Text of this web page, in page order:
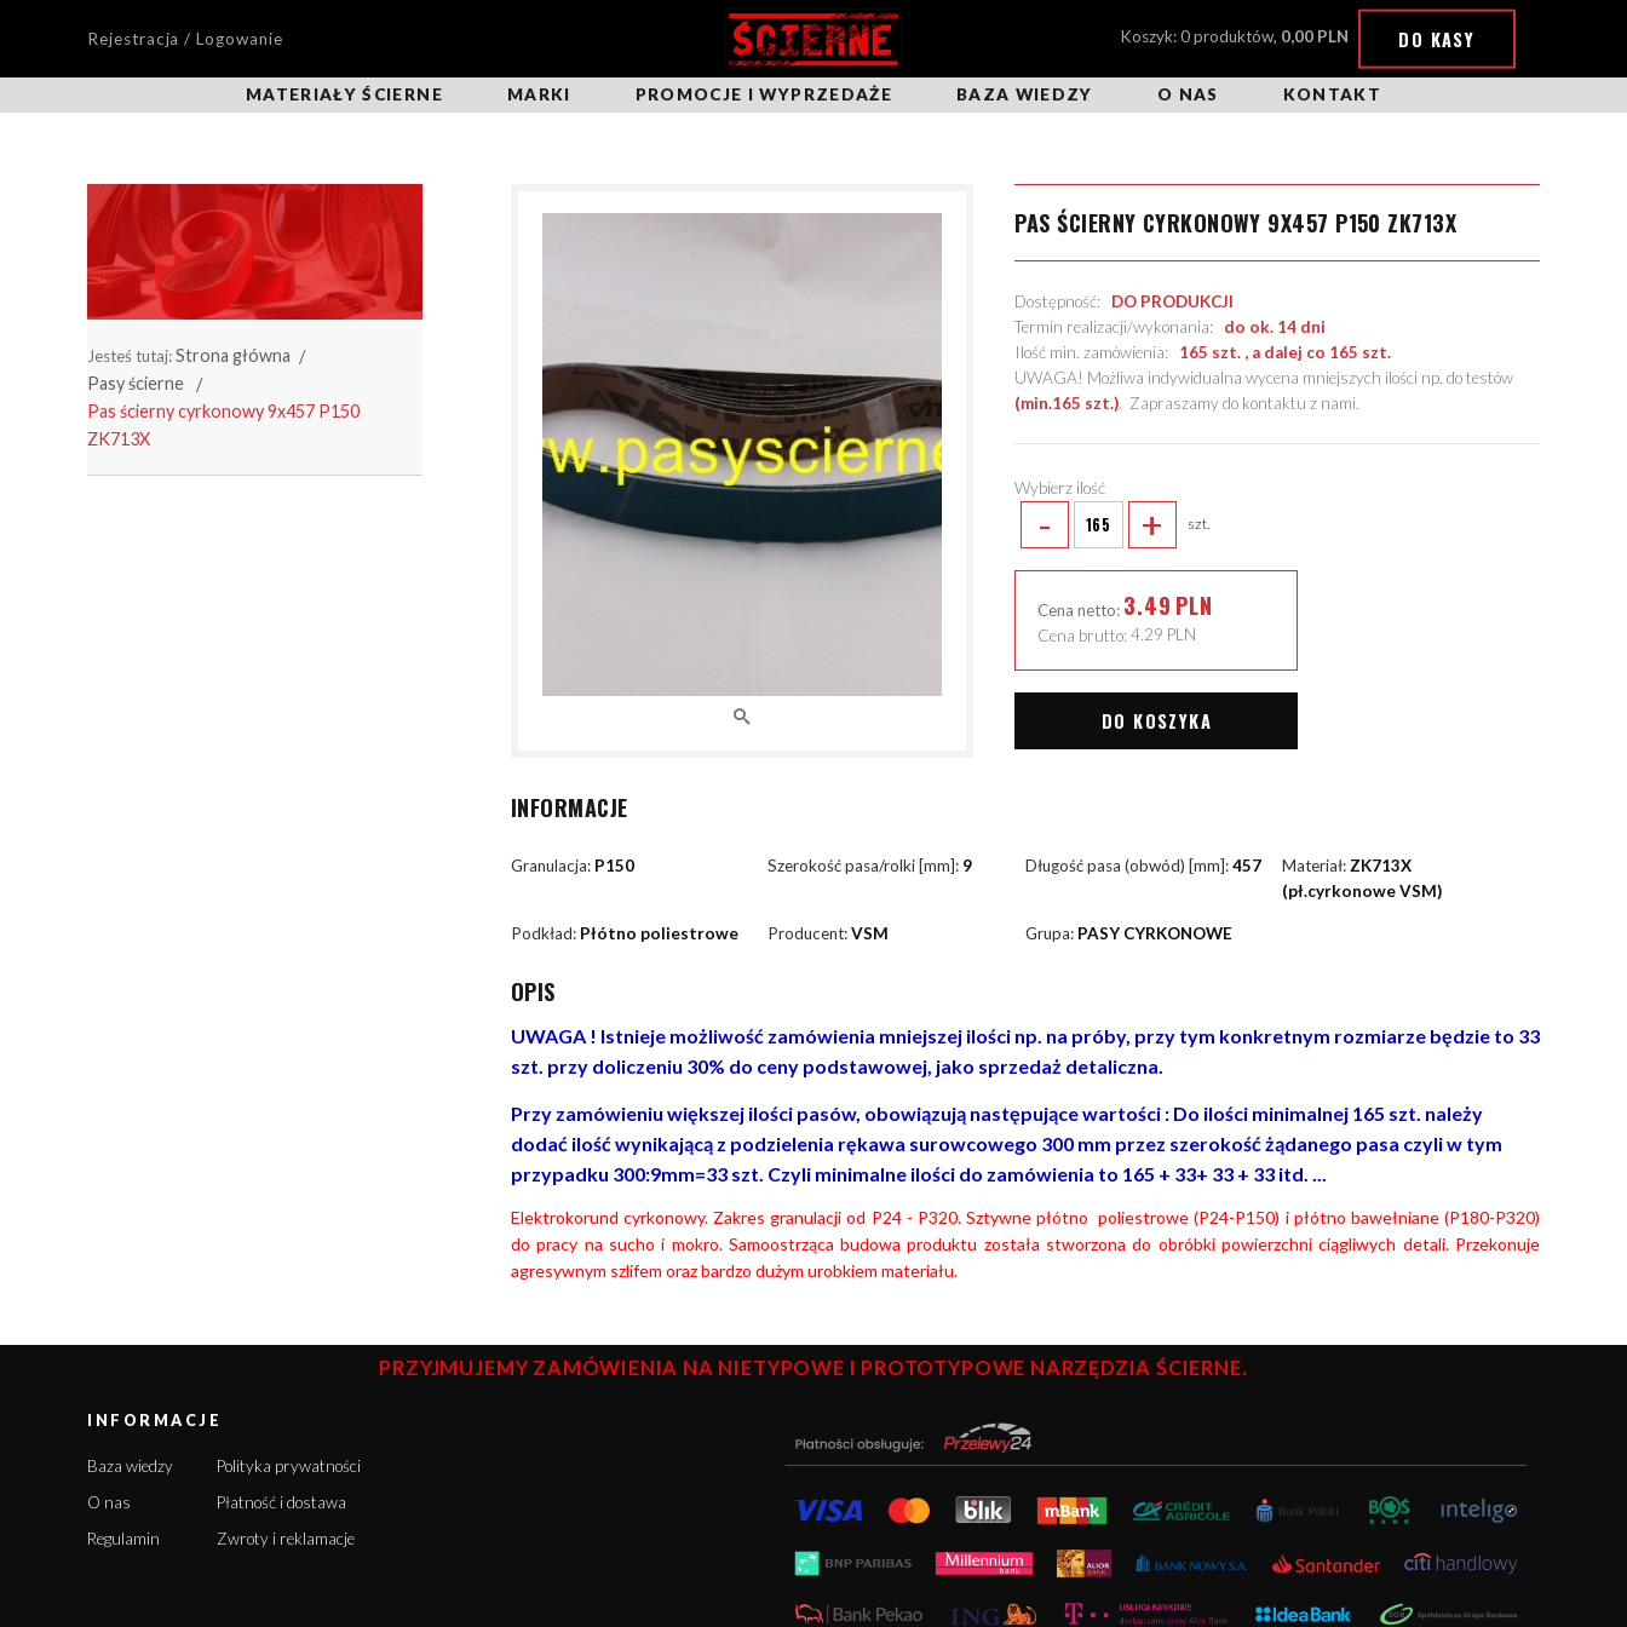
Rejestracja / Logowanie Koszyk: 0 produktów, 0,00 PLN DO KASY
MATERIAŁY ŚCIERNE MARKI PROMOCJE I WYPRZEDAŻE BAZA WIEDZY O NAS KONTAKT
Jesteś tutaj:Strona główna
Pasy ścierne
Pas ścierny cyrkonowy 9x457 P150
ZK713X
PAS ŚCIERNY CYRKONOWY 9X457 P150 ZK713X
Dostępność: DO PRODUKCJI
Termin realizacji/wykonania: do ok. 14 dni
Ilość min. zamówienia: 165 szt. , a dalej co 165 szt.
UWAGA! Możliwa indywidualna wycena mniejszych ilości np. do testów
(min.165 szt.). Zapraszamy do kontaktu z nami.
Wybierz ilość
- + szt.
Cena netto: 3.49 PLN
Cena brutto:4.29 PLN
DO KOSZYKA
INFORMACJE
Granulacja: P150 Szerokość pasa/rolki [mm]: 9 Długość pasa (obwód) [mm]:457 Materiał:ZK713X
(pł.cyrkonowe VSM)
Podkład: Płótno poliestrowe Producent:VSM Grupa: PASY CYRKONOWE
OPIS
UWAGA ! Istnieje możliwość zamówienia mniejszej ilości np. na próby, przy tym konkretnym rozmiarze będzie to 33
szt. przy doliczeniu 30% do ceny podstawowej, jako sprzedaż detaliczna.
Przy zamówieniu większej ilości pasów, obowiązują następujące wartości : Do ilości minimalnej 165 szt. należy
dodać ilość wynikającą z podzielenia rękawa surowcowego 300 mm przez szerokość żądanego pasa czyli w tym
przypadku 300:9mm=33 szt. Czyli minimalne ilości do zamówienia to 165 + 33+ 33 + 33 itd. ...
Elektrokorund cyrkonowy. Zakres granulacji od P24 - P320. Sztywne płótno poliestrowe (P24-P150) i płótno bawełniane (P180-P320)
do pracy na sucho i mokro. Samoostrząca budowa produktu została stworzona do obróbki powierzchni ciągliwych detali. Przekonuje
agresywnym szlifem oraz bardzo dużym urobkiem materiału.
PRZYJMUJEMY ZAMÓWIENIA NA NIETYPOWE I PROTOTYPOWE NARZĘDZIA ŚCIERNE.
INFORMACJE
Baza wiedzy
O nas
Regulamin
Polityka prywatności
Płatność i dostawa
Zwroty i reklamacje